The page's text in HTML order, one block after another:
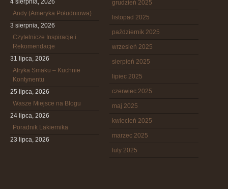
4 sierpnia, 2026
Andy (Ameryka Południowa)
3 sierpnia, 2026
Czytelnicze Inspiracje i
Rekomendacje
31 lipca, 2026
Afryka Smaku – Kuchnie
Kontynentu
25 lipca, 2026
Wasze Miejsce na Blogu
24 lipca, 2026
Poradnik Lakiernika
23 lipca, 2026
grudzień 2025
listopad 2025
październik 2025
wrzesień 2025
sierpień 2025
lipiec 2025
czerwiec 2025
maj 2025
kwiecień 2025
marzec 2025
luty 2025